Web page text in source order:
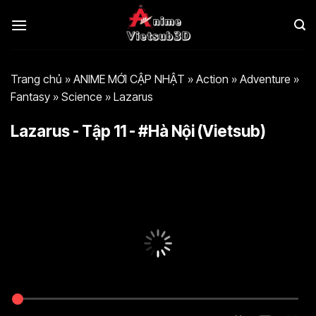
qua
Trang chủ » ANIME MỚI CẬP NHẬT » Action » Adventure »
Fantasy » Science » Lazarus
Lazarus - Tập 11 - #Hà Nội (Vietsub)